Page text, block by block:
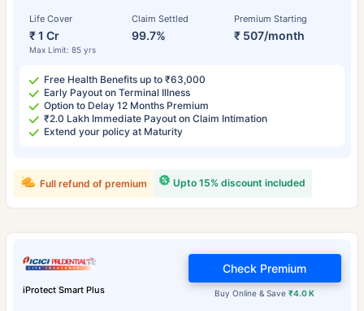
Life Cover
₹ 1 Cr
Max Limit: 85 yrs
Claim Settled
99.7%
Premium Starting
₹ 507/month
Free Health Benefits up to ₹63,000
Early Payout on Terminal Illness
Option to Delay 12 Months Premium
₹2.0 Lakh Immediate Payout on Claim Intimation
Extend your policy at Maturity
Upto 15% discount included
Full refund of premium
iProtect Smart Plus Buy Online & Save₹4.0 K
Check Premium